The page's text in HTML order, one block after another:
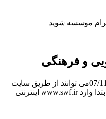
عضو تلگرام موسسه شوید:
و فرهنگی
اطلاعیه ثبت نام وام صندوق رفاه دانشجویان نیمسال دوم 96-1395به اطلاع کلیه متقاضیان وام نیمسال دوم 96-95 می رسانداز تاریخ 01/10/1395 لغایت 07/11/95می توانند از طریق سایت
اینترنتی www.swf.ir ثبت نام و جهت تحویل مدارک به واحد مالی (سرکار خانم باقرزاده) مراجعه نمایند.نحوه ثبت وام از طریق پورتال دانشجویی صندوق رفاه دانشجویان: 1- در ابتدا وارد